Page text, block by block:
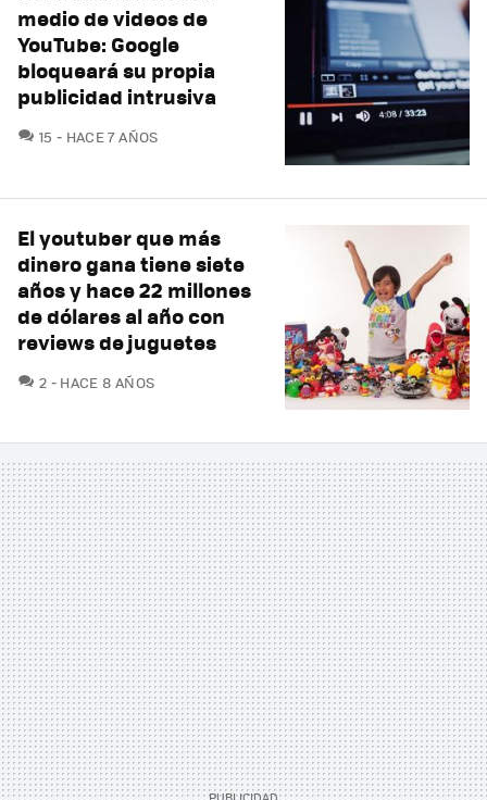
medio de videos de
YouTube: Google
bloqueará su propia
publicidad intrusiva
15 COMENTARIOS
HACE 7 AÑOS
El youtuber que más
dinero gana tiene siete
años y hace 22 millones
de dólares al año con
reviews de juguetes
2 COMENTARIOS
HACE 8 AÑOS